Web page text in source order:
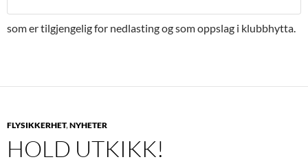
som er tilgjengelig for nedlasting og som oppslag i klubbhytta.
FLYSIKKERHET,NYHETER
HOLD UTKIKK!